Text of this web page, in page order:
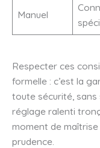
Manuel
Respecter ces
formelle : c’est la
toute sécurité, sans
réglage ralenti
moment de
prudence.